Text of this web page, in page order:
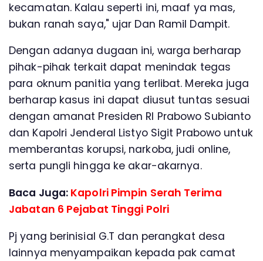
kecamatan. Kalau seperti ini, maaf ya mas,
bukan ranah saya," ujar Dan Ramil Dampit.
Dengan adanya dugaan ini, warga berharap
pihak-pihak terkait dapat menindak tegas
para oknum panitia yang terlibat. Mereka juga
berharap kasus ini dapat diusut tuntas sesuai
dengan amanat Presiden RI Prabowo Subianto
dan Kapolri Jenderal Listyo Sigit Prabowo untuk
memberantas korupsi, narkoba, judi online,
serta pungli hingga ke akar-akarnya.
Baca Juga: Kapolri Pimpin Serah Terima
Jabatan 6 Pejabat Tinggi Polri
Pj yang berinisial G.T dan perangkat desa
lainnya menyampaikan kepada pak camat